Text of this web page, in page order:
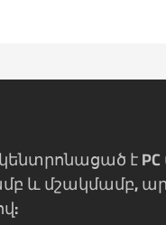
կենտրոնացած է
և